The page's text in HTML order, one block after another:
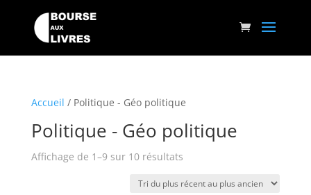
Accueil / Politique - Géo politique
Politique - Géo politique
Affichage de 1–9 sur 10 résultatsTrié
plus